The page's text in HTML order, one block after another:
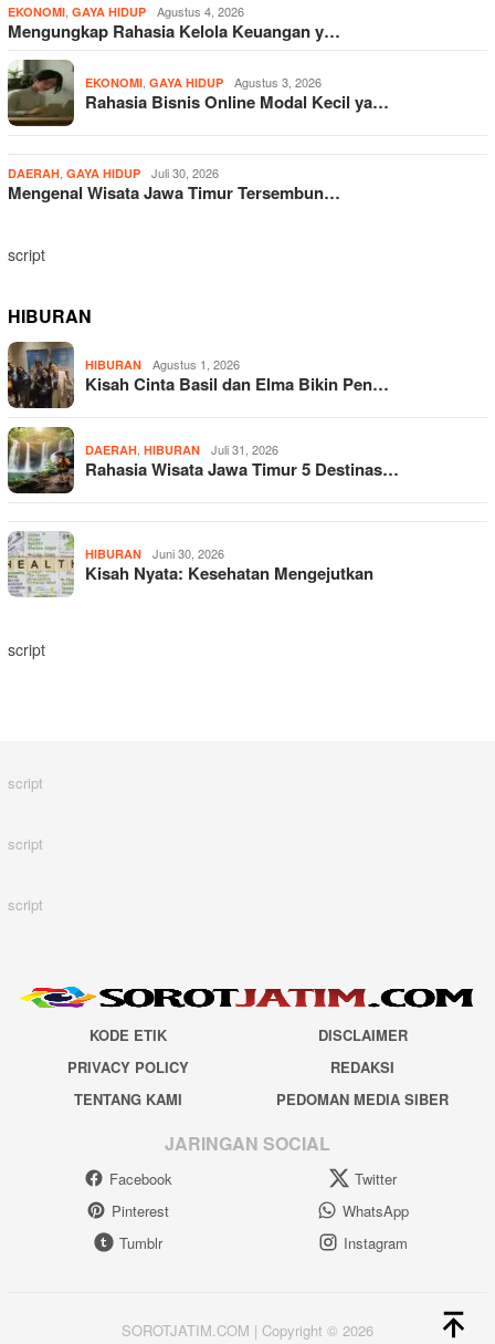
EKONOMI GAYA HIDUP Agustus 4, 2026
Mengungkap Rahasia Kelola Keuangan y…
EKONOMI GAYA HIDUP Agustus 3, 2026
Rahasia Bisnis Online Modal Kecil ya…
DAERAH GAYA HIDUP Juli 30, 2026
Mengenal Wisata Jawa Timur Tersembun…
script
HIBURAN
HIBURAN Agustus 1, 2026
Kisah Cinta Basil dan Elma Bikin Pen…
DAERAH HIBURAN Juli 31, 2026
Rahasia Wisata Jawa Timur 5 Destinas…
HIBURAN Juni 30, 2026
Kisah Nyata: Kesehatan Mengejutkan
script
script
script
script
KODE ETIK
DISCLAIMER
PRIVACY POLICY
REDAKSI
TENTANG KAMI
PEDOMAN MEDIA SIBER
JARINGAN SOCIAL
Facebook
Twitter
Pinterest
WhatsApp
Tumblr
Instagram
SOROTJATIM.COM | Copyright © 2026